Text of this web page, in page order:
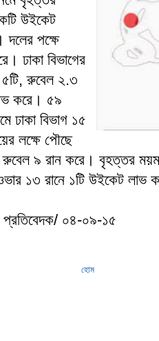
উইকেট
দলের পক্ষে
ঢাকা বিভাগের
রুবেল ২.৩
করে। ৫৯
ঢাকা বিভাগ ১৫
লক্ষে পৌছে
৯ রান করে। বৃহত্তর
১৩ রানে ১টি উইকেট লাভ
প্রতিবেদক/ ০৪-০৯-১৫
হোম